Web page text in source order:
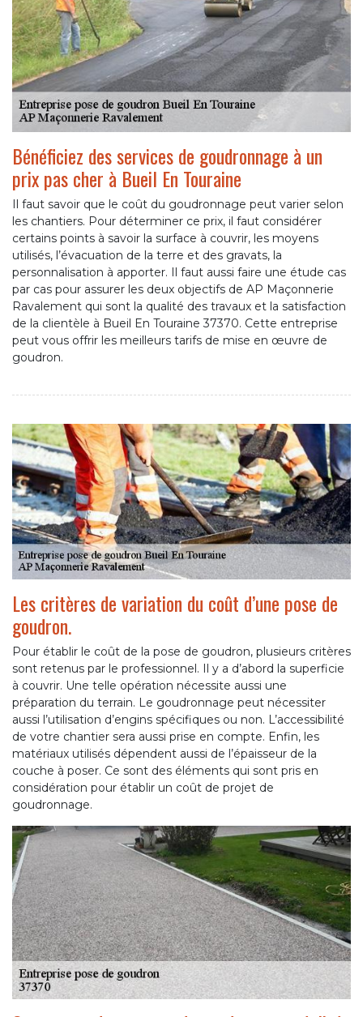
Bénéficiez des services de goudronnage à un
prix pas cher à Bueil En Touraine
Il faut savoir que le coût du goudronnage peut varier selon
les chantiers. Pour déterminer ce prix, il faut considérer
certains points à savoir la surface à couvrir, les moyens
utilisés, l’évacuation de la terre et des gravats, la
personnalisation à apporter. Il faut aussi faire une étude cas
par cas pour assurer les deux objectifs de AP Maçonnerie
Ravalement qui sont la qualité des travaux et la satisfaction
de la clientèle à Bueil En Touraine 37370. Cette entreprise
peut vous offrir les meilleurs tarifs de mise en œuvre de
goudron.
Les critères de variation du coût d’une pose de
goudron.
Pour établir le coût de la pose de goudron, plusieurs critères
sont retenus par le professionnel. Il y a d’abord la superficie
à couvrir. Une telle opération nécessite aussi une
préparation du terrain. Le goudronnage peut nécessiter
aussi l’utilisation d’engins spécifiques ou non. L’accessibilité
de votre chantier sera aussi prise en compte. Enfin, les
matériaux utilisés dépendent aussi de l’épaisseur de la
couche à poser. Ce sont des éléments qui sont pris en
considération pour établir un coût de projet de
goudronnage.